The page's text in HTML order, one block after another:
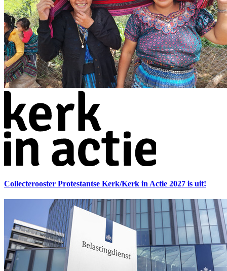
Collecterooster Protestantse Kerk/Kerk in Actie 2027 is uit!